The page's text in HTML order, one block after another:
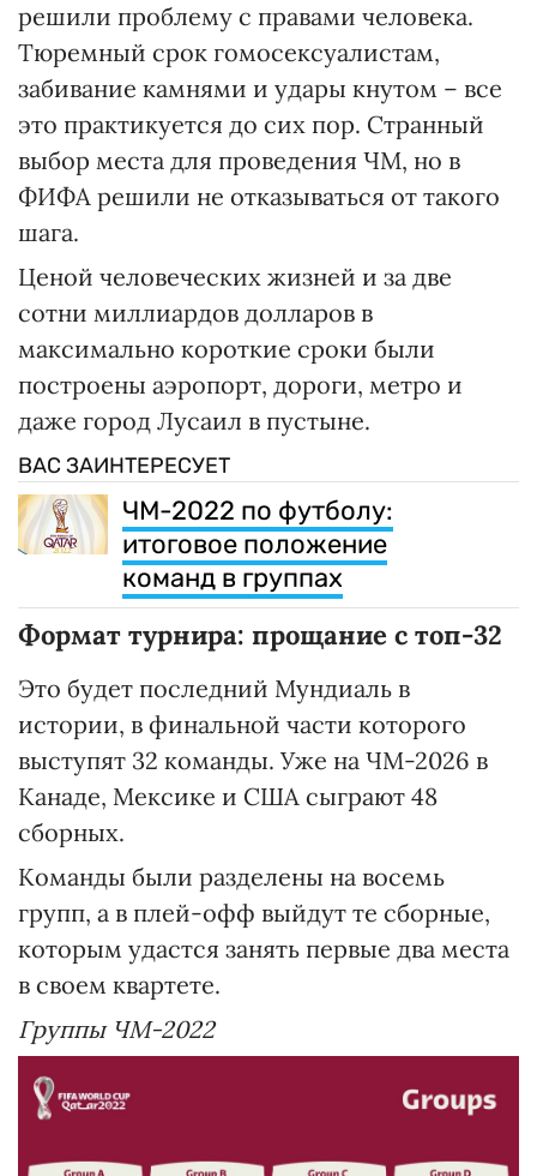
решили проблему с правами человека.
Тюремный срок гомосексуалистам,
забивание камнями и удары кнутом – все
это практикуется до сих пор. Странный
выбор места для проведения ЧМ, но в
ФИФА решили не отказываться от такого
шага.
Ценой человеческих жизней и за две
сотни миллиардов долларов в
максимально короткие сроки были
построены аэропорт, дороги, метро и
даже город Лусаил в пустыне.
ВАС ЗАИНТЕРЕСУЕТ
ЧМ-2022 по футболу:
итоговое положение
команд в группах
Формат турнира: прощание с топ-32
Это будет последний Мундиаль в
истории, в финальной части которого
выступят 32 команды. Уже на ЧМ-2026 в
Канаде, Мексике и США сыграют 48
сборных.
Команды были разделены на восемь
групп, а в плей-офф выйдут те сборные,
которым удастся занять первые два места
в своем квартете.
Группы ЧМ-2022